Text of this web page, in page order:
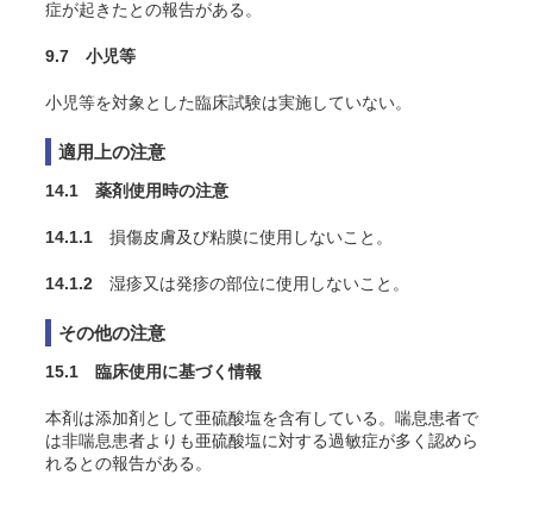
症が起きたとの報告がある。
9.7 小児等
小児等を対象とした臨床試験は実施していない。
適用上の注意
14.1 薬剤使用時の注意
14.1.1 損傷皮膚及び粘膜に使用しないこと。
14.1.2 湿疹又は発疹の部位に使用しないこと。
その他の注意
15.1 臨床使用に基づく情報
本剤は添加剤として亜硫酸塩を含有している。喘息患者で
は非喘息患者よりも亜硫酸塩に対する過敏症が多く認めら
れるとの報告がある。